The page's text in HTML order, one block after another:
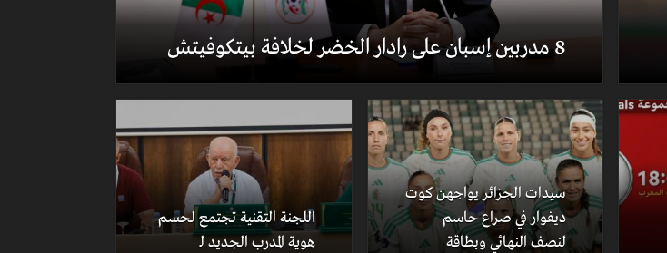
8 مدربين إسبان على رادار الخضر لخلافة بيتكوفيتش
سيدات الجزائر يواجهن كوت
ديفوار في صراع حاسم
لنصف النهائي وبطاقة
اللجنة التقنية تجتمع لحسم
هوية المدرب الجديد لـ